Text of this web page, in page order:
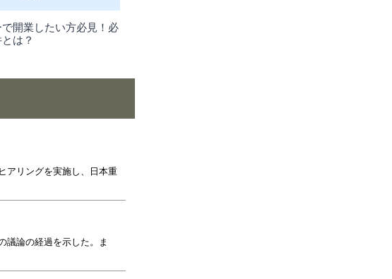
開業したい方必見！必
は？
アリングを実施し、日本重
議論の経過を示した。ま